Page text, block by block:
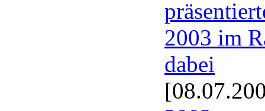
2003 im
dabei